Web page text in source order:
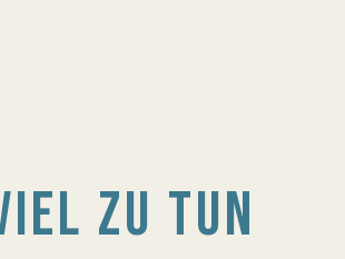
ZU TUN